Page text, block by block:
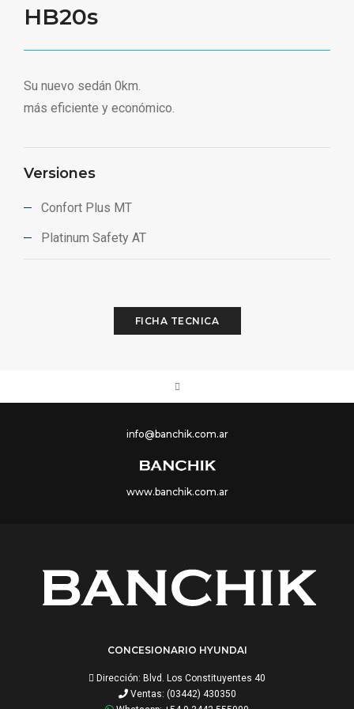
HB20s
Su nuevo sedán 0km.
más eficiente y económico.
Versiones
Confort Plus MT
Platinum Safety AT
FICHA TECNICA
info@banchik.com.ar
www.banchik.com.ar
CONCESIONARIO HYUNDAI
Dirección: Blvd. Los Constituyentes 40
Ventas: (03442) 430350